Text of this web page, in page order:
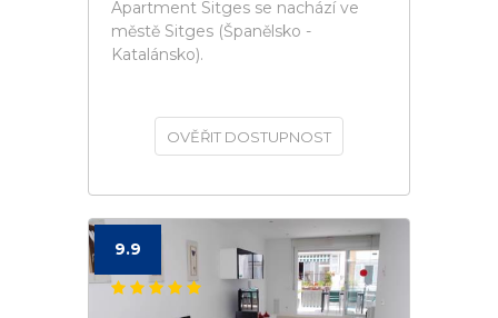
Apartment Sitges se nachází ve
městě Sitges (Španělsko -
Katalánsko).
OVĚŘIT DOSTUPNOST
9.9